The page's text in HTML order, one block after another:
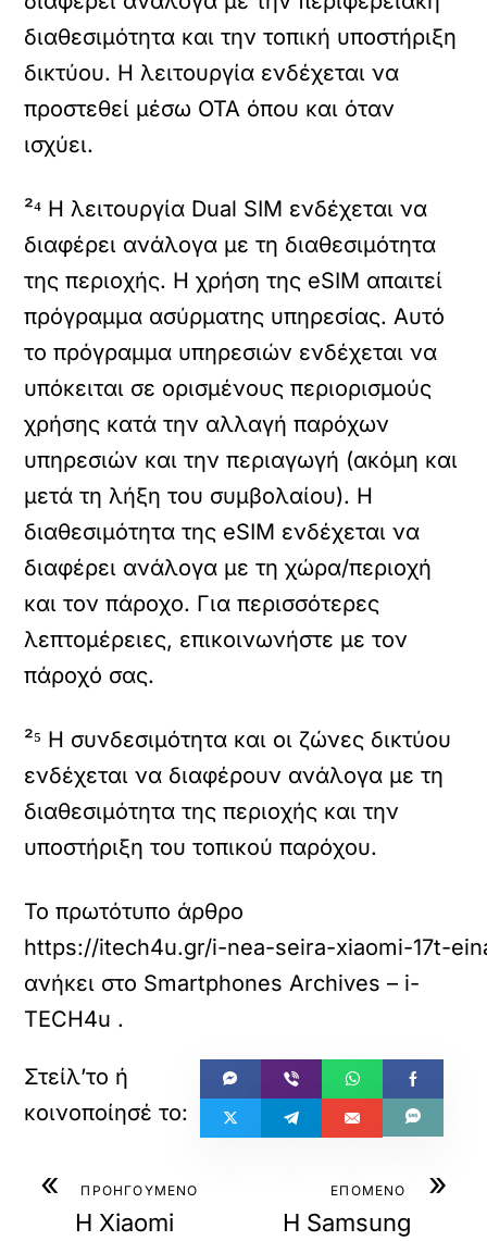
διαθεσιμότητα και την τοπική υποστήριξη
δικτύου. Η λειτουργία ενδέχεται να
προστεθεί μέσω OTA όπου και όταν
ισχύει.
²⁴ Η λειτουργία Dual SIM ενδέχεται να
διαφέρει ανάλογα με τη διαθεσιμότητα
της περιοχής. Η χρήση της eSIM απαιτεί
πρόγραμμα ασύρματης υπηρεσίας. Αυτό
το πρόγραμμα υπηρεσιών ενδέχεται να
υπόκειται σε ορισμένους περιορισμούς
χρήσης κατά την αλλαγή παρόχων
υπηρεσιών και την περιαγωγή (ακόμη και
μετά τη λήξη του συμβολαίου). Η
διαθεσιμότητα της eSIM ενδέχεται να
διαφέρει ανάλογα με τη χώρα/περιοχή
και τον πάροχο. Για περισσότερες
λεπτομέρειες, επικοινωνήστε με τον
πάροχό σας.
²⁵ Η συνδεσιμότητα και οι ζώνες δικτύου
ενδέχεται να διαφέρουν ανάλογα με τη
διαθεσιμότητα της περιοχής και την
υποστήριξη του τοπικού παρόχου.
Το πρωτότυπο άρθρο
https://itech4u.gr/i-nea-seira-xiaomi-17t-
ανήκει στο Smartphones Archives – i-
TECH4u .
« ΠΡΟΗΓΟΥΜΕΝΟ
H Xiaomi
»
ΕΠΟΜΕΝΟ
Η Samsung